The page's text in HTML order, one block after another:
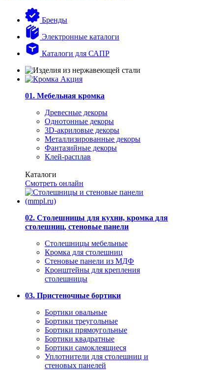
Бренды
Электронные каталоги
Каталоги для САПР
01. Мебельная кромка
Древесные декоры
Однотонные декоры
3D-акриловые декоры
Металлизированные декоры
Фантазийные декоры
Клей-расплав
Каталоги
Смотреть онлайн
02. Столешницы для кухни, кромка для
столешниц, стеновые панели
Столешницы мебельные
Кромка для столешниц
Стеновые панели из МДФ
Кронштейны для крепления
столешницы
03. Пристеночные бортики
Бортики овальные
Бортики треугольные
Бортики прямоугольные
Бортики квадратные
Бортики самоклеящиеся
Уплотнители для столешниц и
стеновых панелей